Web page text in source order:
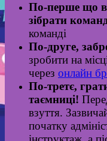
По-перше що
зібрати
команді
По-друге,
зробити на
через онлайн
По-третє,
таємниці!
взуття.
початку